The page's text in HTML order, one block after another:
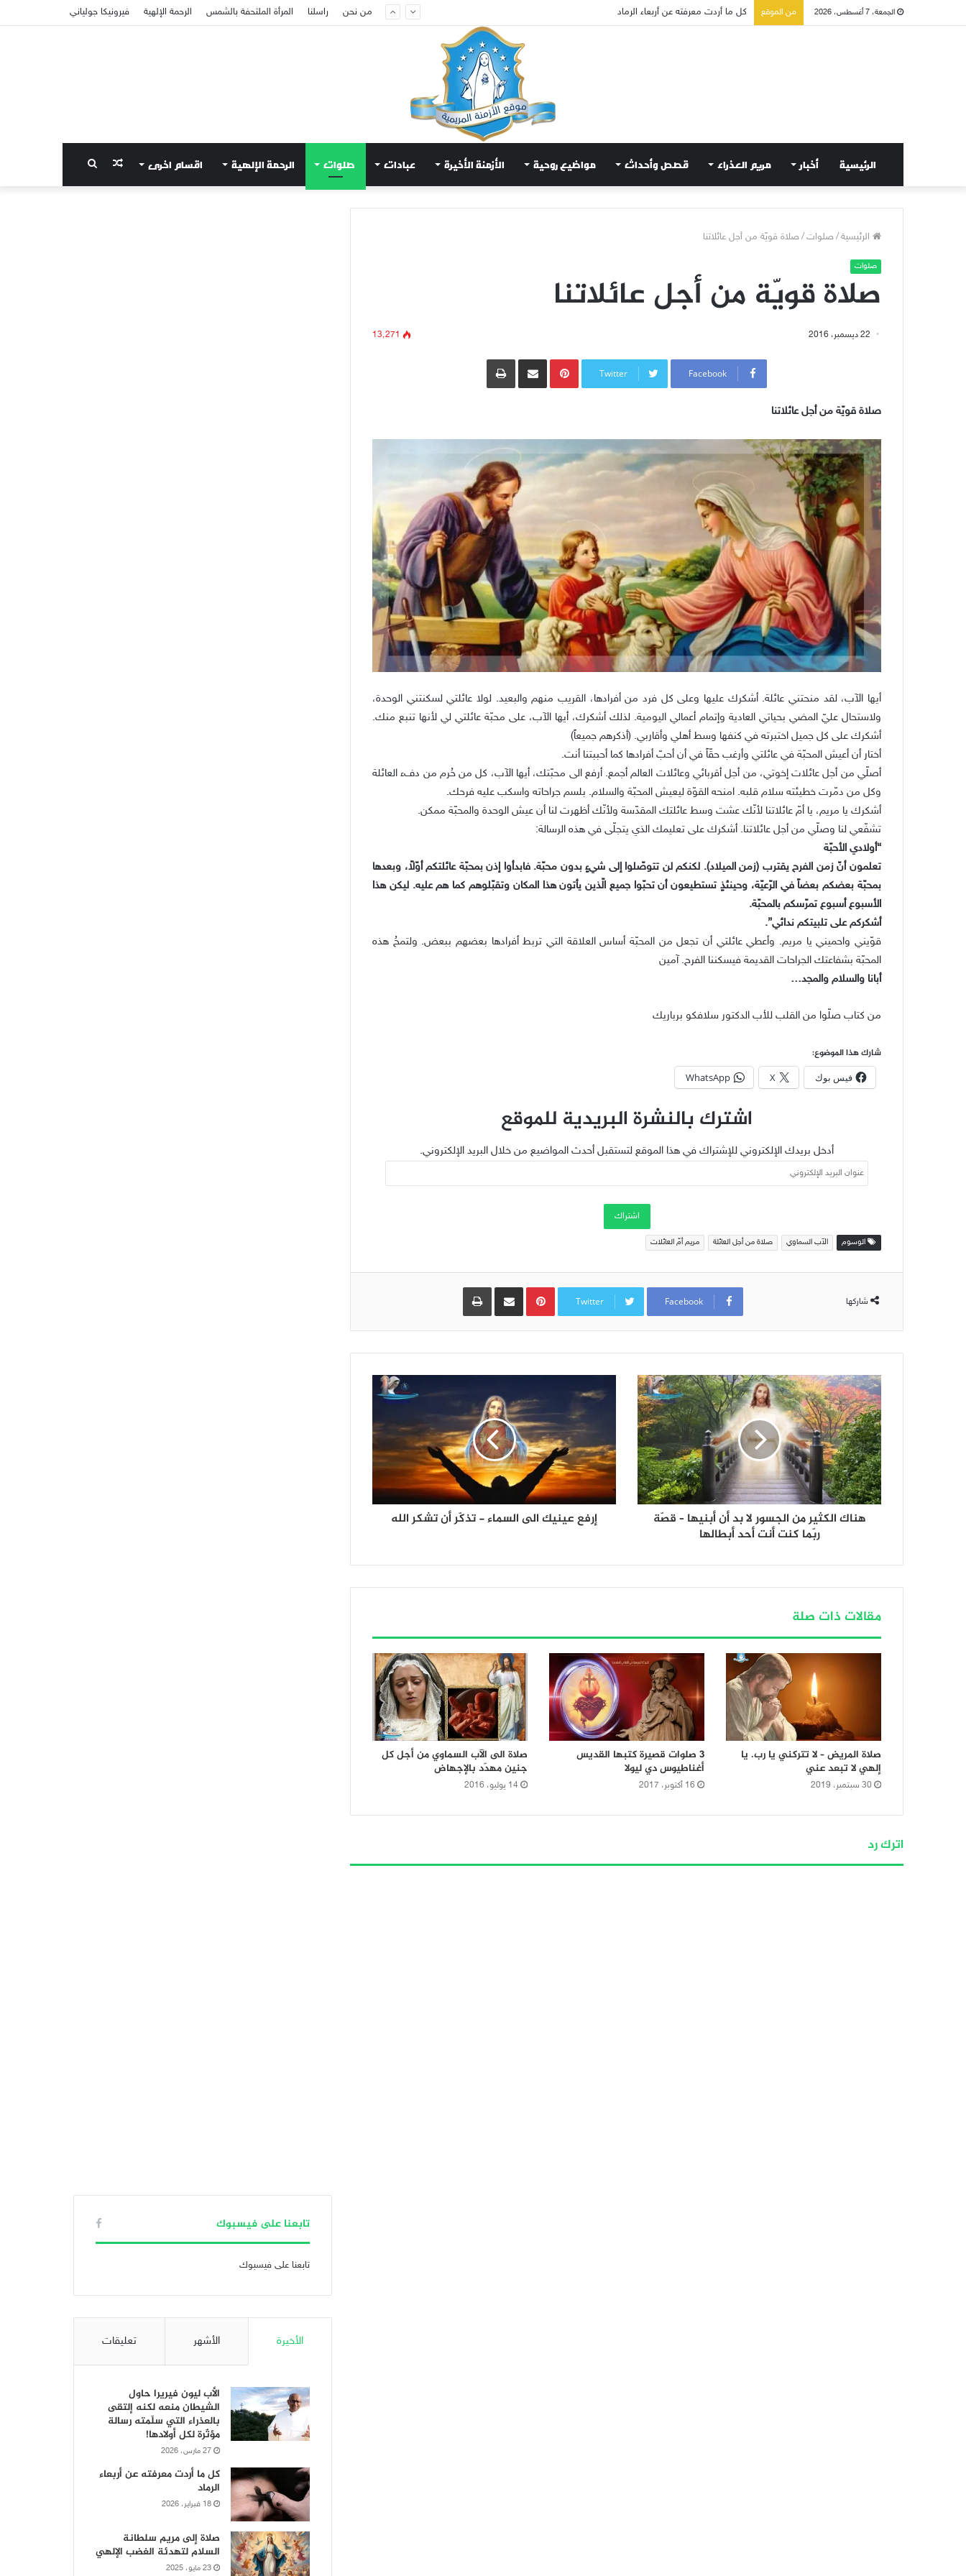
الجمعة، 7 أغسطس، 2026 من الموقع
من نحن
راسلنا المرأة الملتحفة بالشمس الرحمة الإلهية فيرونيكا جولياني
الرئيسية أخبار مريم العذراء قصص وأحداث مواضيع روحية الأزمنة الأخيرة عبادات صلوات الرحمة الإلهية اقسام اخرى بحث مقال
الرئيسية/صلوات/صلاة قويّة من أجل عائلاتنا
صلوات
صلاة قويّة من أجل عائلاتنا
22 ديسمبر، 2016 13٬271
Facebook
Twitter
Pinterestمشاركة عبر البريد طباعة
صلاة قويّة من أجل عائلاتنا
أيها الآب، لقد منحتني عائلة. أشكرك عليها وعلى كل فرد من أفرادها، القريب منهم والبعيد. لولا عائلتي لسكنتني الوحدة،
ولاستحال عليّ المضي بحياتي العادية وإتمام أعمالي اليومية. لذلك أشكرك، أيها الآب، على محبّة عائلتي لي لأنها تنبع منك.
أشكرك على كل جميل اختبرته في كنفها وسط أهلي وأقاربي. (أذكرهم جميعاً)
أختار أن أعيش المحبّة في عائلتي وأرغب حقّاً في أن أحبّ أفرادها كما أحببتنا أنت.
أصلّي من أجل عائلات إخوتي، من أجل أقربائي وعائلات العالم أجمع. أرفع الى محبّتك، أيها الآب، كل من حُرم من دفء العائلة
وكل من دمّرت خطيئته سلام قلبه. امنحه القوّة ليعيش المحبّة والسلام. بلسم جراحاته واسكب عليه فرحك.
أشكرك يا مريم، يا أمّ عائلاتنا لأنّك عشت وسط عائلتك المقدّسة ولأنّك أظهرت لنا أن عيش الوحدة والمحبّة ممكن.
تشفّعي لنا وصلّي من أجل عائلاتنا. أشكرك على تعليمك الذي يتجلّى في هذه الرسالة:
“أولادي الأحبّة
تعلمون أنّ زمن الفرح يقترب (زمن الميلاد). لكنكم لن تتوصّلوا إلى شيءٍ بدون محبّة. فابدأوا إذن بمحبّة عائلتكم أوّلاً، وبعدها
بمحبّة بعضكم بعضاً في الرّعيّة، وحينئذٍ تستطيعون أن تحبّوا جميع الّذين يأتون هذا المكان وتقبّلوهم كما هم عليه. ليكن هذا
الأسبوع أسبوع تمرّسكم بالمحبّة.
أشكركم على تلبيتكم ندائي”.
قوّيني واحميني يا مريم. وأعطي عائلتي أن تجعل من المحبّة أساس العلاقة التي تربط أفرادها بعضهم ببعض. ولتمحُ هذه
المحبّة بشفاعتك الجراحات القديمة فيسكننا الفرح. آمين
أبانا والسلام والمجد…
من كتاب صلّوا من القلب للأب الدكتور سلافكو برباريك
شارك هذا الموضوع:
فيس بوك X
WhatsApp
اشترك بالنشرة البريدية للموقع
أدخل بريدك الإلكتروني للإشتراك في هذا الموقع لتستقبل أحدث المواضيع من خلال البريد الإلكتروني.
عنوان
البريد
اشتراك
الوسوم الآب السماوي صلاة من أجل العائلة مريم أمّ العائلات
شاركها Facebook
Twitter
Pinterestمشاركة عبر البريد طباعة
هناك الكثير من الجسور لا بد أن أبنيها – قصّة
ربّما كنت أنت أحد أبطالها
إرفع عينيك الى السماء - تذكّر أن تشكر الله
مقالات ذات صلة
صلاة المريض – لا تتركني يا رب. يا
إلهي لا تبعد عني
30 سبتمبر، 2019
3 صلوات قصيرة كتبها القديس
أغناطيوس دي ليولا
16 أكتوبر، 2017
صلاة الى الآب السماوي من أجل كل
جنين مهدّد بالإجهاض
14 يوليو، 2016
اترك رد
تابعنا على فيسبوك
تابعنا على فيسبوك
الأخيرة الأشهر تعليقات
الأب ليون فيريرا حاول
الشيطان منعه لكنه إلتقى
بالعذراء التي سلّمته رسالة
مؤثّرة لكل أولادها!
27 مارس، 2026
كل ما أردت معرفته عن أربعاء
الرماد
18 فبراير، 2026
صلاة إلى مريم سلطانة
السلام لتهدئة الغضب الإلهي
23 مايو، 2025